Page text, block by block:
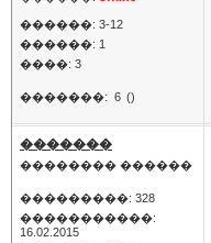
������: 3-12
������: 1
����: 3
�������: 6 ()
�������
�������� ������
���������: 328
�����������:
16.02.2015